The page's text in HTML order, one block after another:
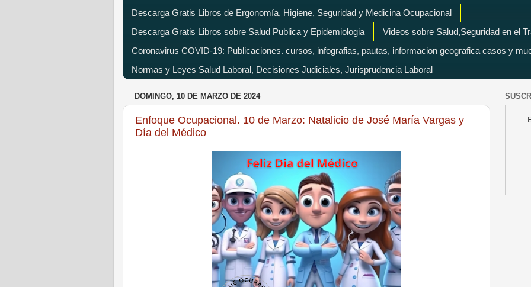
Descarga Gratis Libros de Ergonomía, Higiene, Seguridad y Medicina Ocupacional
Descarga Gratis Libros sobre Salud Publica y Epidemiologia
Videos sobre Salud,Seguridad en el
Coronavirus COVID-19: Publicaciones. cursos, infografias, pautas, informacion geografica casos y
Normas y Leyes Salud Laboral, Decisiones Judiciales, Jurisprudencia Laboral
DOMINGO, 10 DE MARZO DE 2024
Enfoque Ocupacional. 10 de Marzo: Natalicio de José María Vargas y
Día del Médico